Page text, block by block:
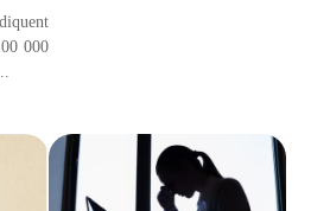
000